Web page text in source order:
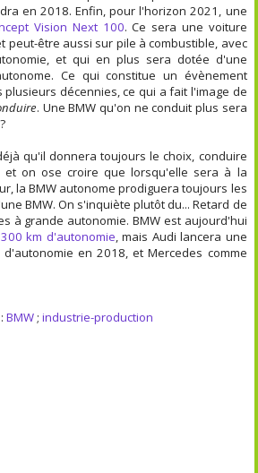
en 2018. Enfin, pour l'horizon 2021, une
Vision Next 100. Ce sera une voiture
peut-être aussi sur pile à combustible, avec
et qui en plus sera dotée d'une
Ce qui constitue un évènement
décennies, ce qui a fait l'image de
. Une BMW qu'on ne conduit plus sera
qu'il donnera toujours le choix, conduire
et on ose croire que lorsqu'elle sera à la
la BMW autonome prodiguera toujours les
BMW. On s'inquiète plutôt du... Retard de
à grande autonomie. BMW est aujourd'hui
km d'autonomie, mais Audi lancera une
en 2018, et Mercedes comme
:BMW;industrie-production